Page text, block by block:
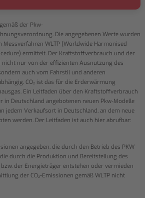
der Pkw-
Die angegebenen Werte wurden
Messverfahren WLTP (Worldwide Harmonised
ermittelt. Der Kraftstoffverbrauch und der
nicht nur von der effizienten Ausnutzung des
auch vom Fahrstil und anderen
CO₂ ist das für die Erderwärmung
Ein Leitfaden über den Kraftstoffverbrauch
in Deutschland angebotenen neuen Pkw-Modelle
jedem Verkaufsort in Deutschland, an dem neue
werden. Der Leitfaden ist auch hier abrufbar:
angegeben, die durch den Betrieb des PKW
die durch die Produktion und Bereitstellung des
der Energieträger entstehen oder vermieden
der CO₂-Emissionen gemäß WLTP nicht